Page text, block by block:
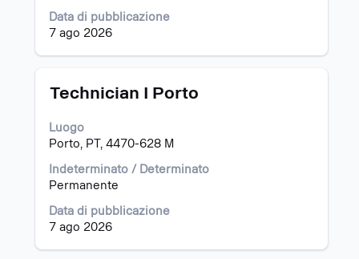
offerte
i
Data di pubblicazione
7 ago 2026
visualizzare
i
contenuti
delle
informazioni
lavoro.
Titolo
Technician I Porto
Luogo
Porto, PT, 4470-628 M
Indeterminato / Determinato
Permanente
Data di pubblicazione
7 ago 2026
Effettuare
selezione
con
barra
spaziatrice
visualizzare
i
contenuti